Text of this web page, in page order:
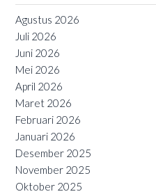
Agustus 2026
Juli 2026
Juni 2026
Mei 2026
April 2026
Maret 2026
Februari 2026
Januari 2026
Desember 2025
November 2025
Oktober 2025